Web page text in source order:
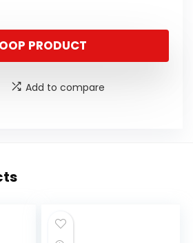
PRODUCT
Add to compare